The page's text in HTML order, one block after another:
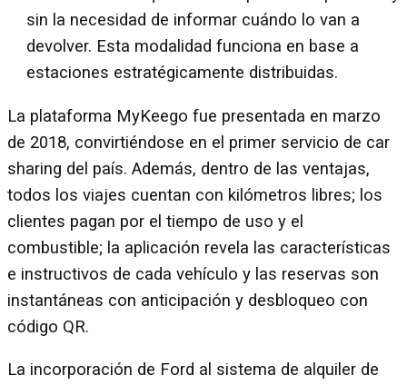
sin la necesidad de informar cuándo lo van a
devolver. Esta modalidad funciona en base a
estaciones estratégicamente distribuidas.
La plataforma MyKeego fue presentada en marzo
de 2018, convirtiéndose en el primer servicio de car
sharing del país. Además, dentro de las ventajas,
todos los viajes cuentan con kilómetros libres; los
clientes pagan por el tiempo de uso y el
combustible; la aplicación revela las características
e instructivos de cada vehículo y las reservas son
instantáneas con anticipación y desbloqueo con
código QR.
La incorporación de Ford al sistema de alquiler de